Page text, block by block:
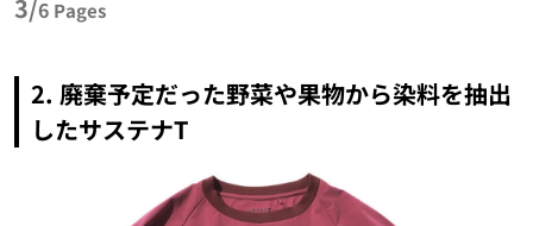
3/6 Pages
2. 廃棄予定だった野菜や果物から染料を抽出
したサステナT